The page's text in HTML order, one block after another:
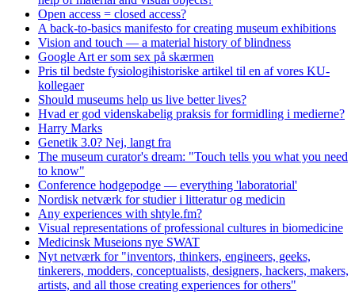
Open access = closed access?
A back-to-basics manifesto for creating museum exhibitions
Vision and touch — a material history of blindness
Google Art er som sex på skærmen
Pris til bedste fysiologihistoriske artikel til en af vores KU-
kollegaer
Should museums help us live better lives?
Hvad er god videnskabelig praksis for formidling i medierne?
Harry Marks
Genetik 3.0? Nej, langt fra
The museum curator's dream: "Touch tells you what you need
to know"
Conference hodgepodge — everything 'laboratorial'
Nordisk netværk for studier i litteratur og medicin
Any experiences with shtyle.fm?
Visual representations of professional cultures in biomedicine
Medicinsk Museions nye SWAT
Nyt netværk for "inventors, thinkers, engineers, geeks,
tinkerers, modders, conceptualists, designers, hackers, makers,
artists, and all those creating experiences for others"